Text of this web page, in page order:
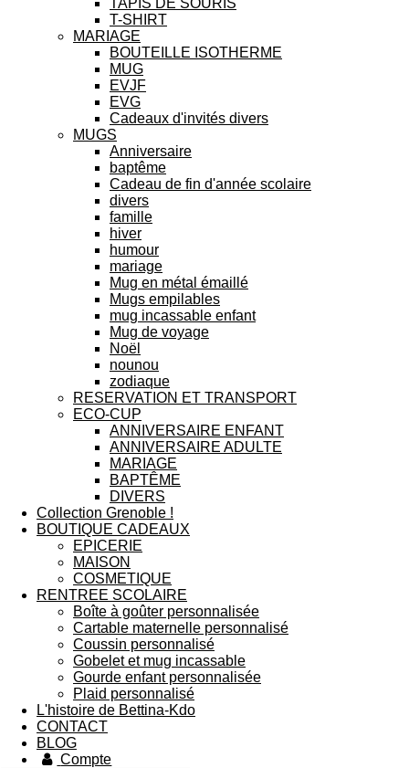
TAPIS DE SOURIS
T-SHIRT
MARIAGE
BOUTEILLE ISOTHERME
MUG
EVJF
EVG
Cadeaux d'invités divers
MUGS
Anniversaire
baptême
Cadeau de fin d'année scolaire
divers
famille
hiver
humour
mariage
Mug en métal émaillé
Mugs empilables
mug incassable enfant
Mug de voyage
Noël
nounou
zodiaque
RESERVATION ET TRANSPORT
ECO-CUP
ANNIVERSAIRE ENFANT
ANNIVERSAIRE ADULTE
MARIAGE
BAPTÊME
DIVERS
Collection Grenoble !
BOUTIQUE CADEAUX
EPICERIE
MAISON
COSMETIQUE
RENTREE SCOLAIRE
Boîte à goûter personnalisée
Cartable maternelle personnalisé
Coussin personnalisé
Gobelet et mug incassable
Gourde enfant personnalisée
Plaid personnalisé
L'histoire de Bettina-Kdo
CONTACT
BLOG
Compte